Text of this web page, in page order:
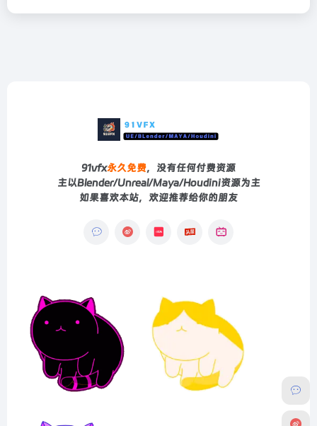
91vfx永久免费，没有任何付费资源
主以Blender/Unreal/Maya/Houdini资源为主
如果喜欢本站，欢迎推荐给你的朋友